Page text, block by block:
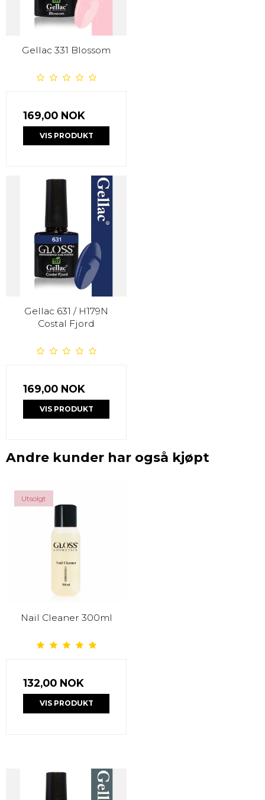
Gellac 331 Blossom
169,00 NOK
VIS PRODUKT
Gellac 631 / H179N
Costal Fjord
169,00 NOK
VIS PRODUKT
Andre kunder har også kjøpt
Utsolgt
Nail Cleaner 300ml
132,00 NOK
VIS PRODUKT